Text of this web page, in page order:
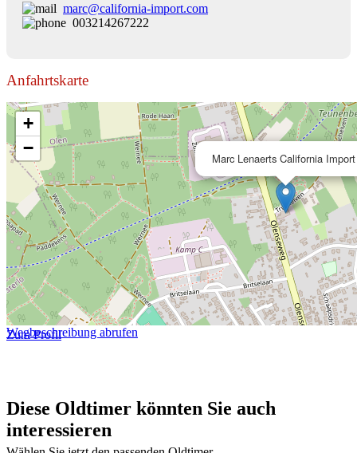
marc@california-import.com
003214267222
Anfahrtskarte
Marc Lenaerts California Import
+
−
Wegbeschreibung abrufen
Zum Profil
Diese Oldtimer könnten Sie auch
interessieren